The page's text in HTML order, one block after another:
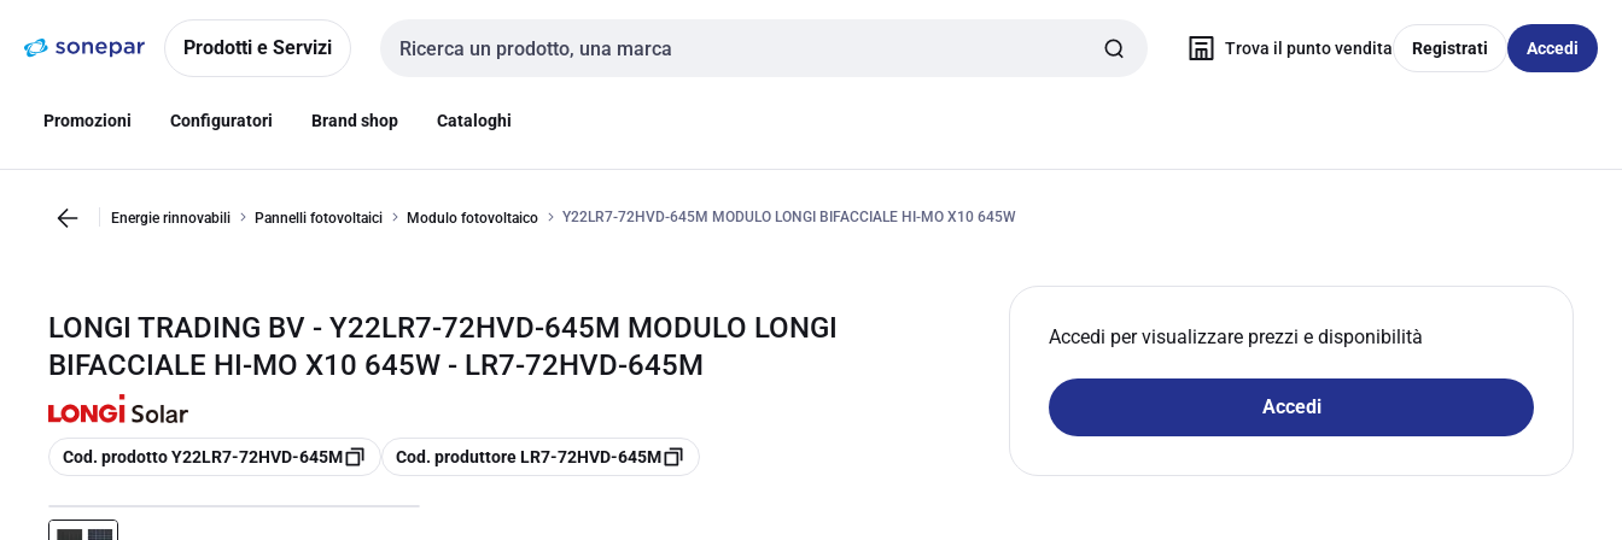
navigazionealla
Prodotti e Servizi
Cerca input
Trova il punto vendita Registrati Accedi
Promozioni Configuratori Brand shop Cataloghi
Energie rinnovabili Pannelli fotovoltaici Modulo fotovoltaico Y22LR7-72HVD-645M MODULO LONGI BIFACCIALE HI-MO X10 645W
LONGI TRADING BV - Y22LR7-72HVD-645M MODULO LONGI
BIFACCIALE HI-MO X10 645W - LR7-72HVD-645M
copia
Cod. prodotto Y22LR7-72HVD-645M copia
Cod. produttore LR7-72HVD-645M
Accedi per visualizzare prezzi e disponibilità
Accedi